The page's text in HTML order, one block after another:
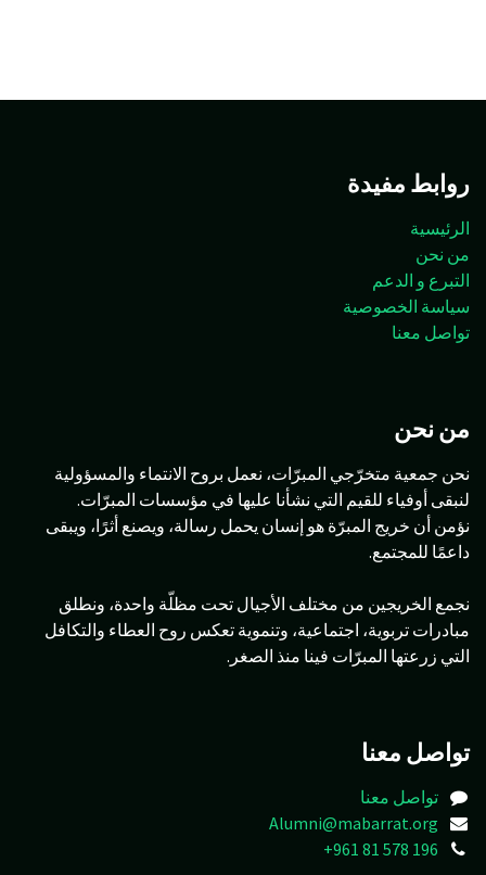
روابط مفيدة
الرئيسية
من نحن
التبرع و الدعم
سياسة الخصوصية
تواصل معنا
من نحن
نحن جمعية متخرّجي المبرّات، نعمل بروح الانتماء والمسؤولية
لنبقى أوفياء للقيم التي نشأنا عليها في مؤسسات المبرّات.
نؤمن أن خريج المبرّة هو إنسان يحمل رسالة، ويصنع أثرًا، ويبقى
داعمًا للمجتمع.
نجمع الخريجين من مختلف الأجيال تحت مظلّة واحدة، ونطلق
مبادرات تربوية، اجتماعية، وتنموية تعكس روح العطاء والتكافل
التي زرعتها المبرّات فينا منذ الصغر.
تواصل معنا
تواصل معنا
Alumni@mabarrat.org
+961 81 578 196